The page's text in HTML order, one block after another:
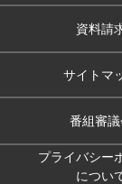
資料請
サイトマ
番組審議
プライバシー
につい